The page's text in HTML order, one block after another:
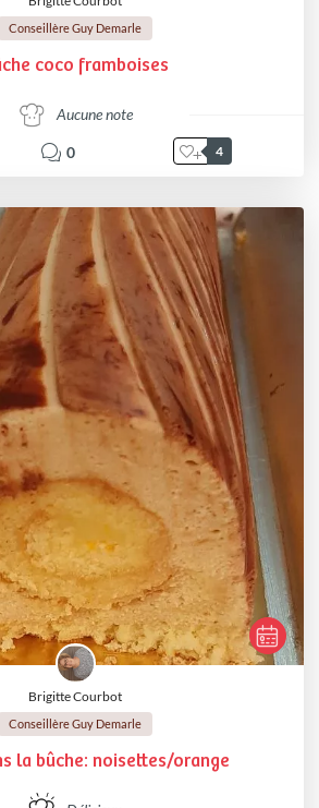
Conseillère Guy Demarle
coco framboises
Aucune note
0 4
Brigitte Courbot
Conseillère Guy Demarle
la bûche: noisettes/orange